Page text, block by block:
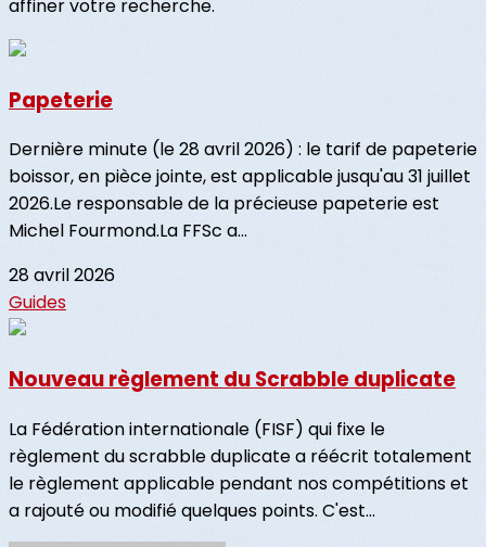
affiner votre recherche.
Papeterie
Dernière minute (le 28 avril 2026) : le tarif de papeterie
boissor, en pièce jointe, est applicable jusqu'au 31 juillet
2026.Le responsable de la précieuse papeterie est
Michel Fourmond.La FFSc a...
28 avril 2026
Guides
Nouveau règlement du Scrabble duplicate
La Fédération internationale (FISF) qui fixe le
règlement du scrabble duplicate a réécrit totalement
le règlement applicable pendant nos compétitions et
a rajouté ou modifié quelques points. C'est...